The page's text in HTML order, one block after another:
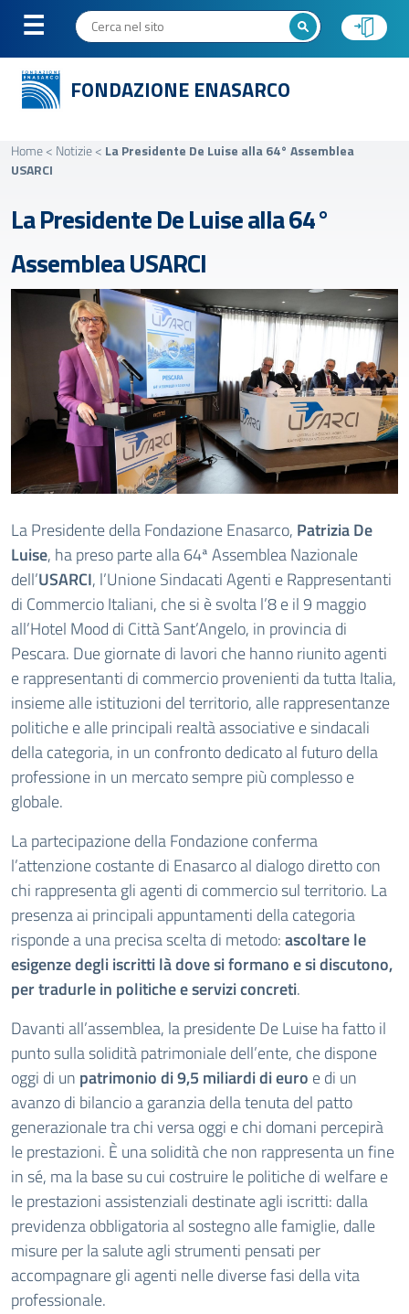
FONDAZIONE ENASARCO
Home< Notizie< La Presidente De Luise alla 64° Assemblea
USARCI
La Presidente De Luise alla 64°
Assemblea USARCI
La Presidente della Fondazione Enasarco, Patrizia De
Luise, ha preso parte alla 64ª Assemblea Nazionale
dell’USARCI, l’Unione Sindacati Agenti e Rappresentanti
di Commercio Italiani, che si è svolta l’8 e il 9 maggio
all’Hotel Mood di Città Sant’Angelo, in provincia di
Pescara. Due giornate di lavori che hanno riunito agenti
e rappresentanti di commercio provenienti da tutta Italia,
insieme alle istituzioni del territorio, alle rappresentanze
politiche e alle principali realtà associative e sindacali
della categoria, in un confronto dedicato al futuro della
professione in un mercato sempre più complesso e
globale.
La partecipazione della Fondazione conferma
l’attenzione costante di Enasarco al dialogo diretto con
chi rappresenta gli agenti di commercio sul territorio. La
presenza ai principali appuntamenti della categoria
risponde a una precisa scelta di metodo:ascoltare le
esigenze degli iscritti là dove si formano e si discutono,
per tradurle in politiche e servizi concreti.
Davanti all’assemblea, la presidente De Luise ha fatto il
punto sulla solidità patrimoniale dell’ente, che dispone
oggi di un patrimonio di 9,5 miliardi di euro e di un
avanzo di bilancio a garanzia della tenuta del patto
generazionale tra chi versa oggi e chi domani percepirà
le prestazioni. È una solidità che non rappresenta un fine
in sé, ma la base su cui costruire le politiche di welfare e
le prestazioni assistenziali destinate agli iscritti: dalla
previdenza obbligatoria al sostegno alle famiglie, dalle
misure per la salute agli strumenti pensati per
accompagnare gli agenti nelle diverse fasi della vita
professionale.